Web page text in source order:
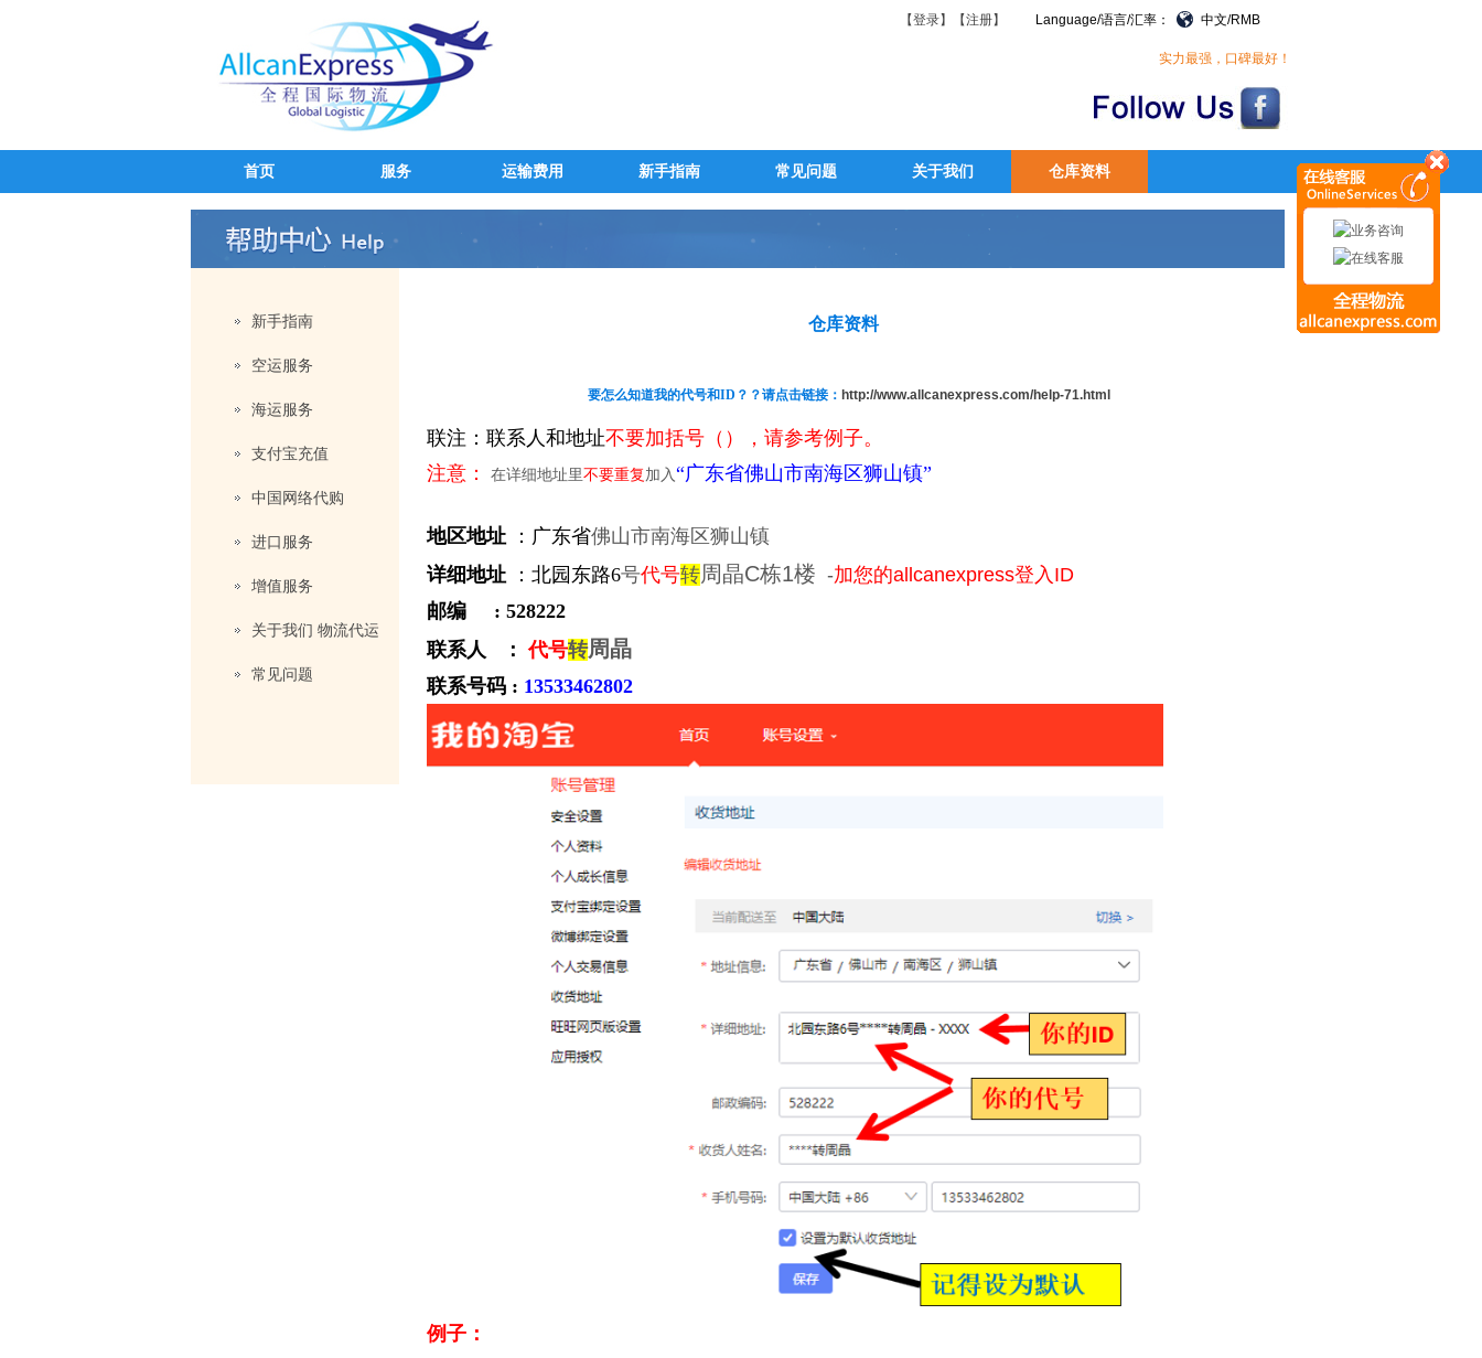
【登录】 【注册】 Language/语言/汇率： 中文/RMB
实力最强，口碑最好！
首页 服务 运输费用 新手指南 常见问题 关于我们 仓库资料
新手指南
空运服务
海运服务
支付宝充值
中国网络代购
进口服务
增值服务
关于我们 物流代运
常见问题
仓库资料
要怎么知道我的代号和ID？？请点击链接： http://www.allcanexpress.com/help-71.html
联注：联系人和地址不要加括号 （），请参考例子。
注意：
在详细地址里不要重复加入“广东省佛山市南海区狮山镇”
地区地址 ： 广东省佛山市南海区狮山镇
详细地址 ：北园东路6号代号转周晶C栋1楼 -加您的allcanexpress登入ID
邮编
: 528222
联系人 ：代号转周晶
联系号码 : 13533462802
例子：